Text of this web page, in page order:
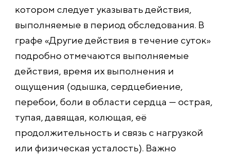
котором следует указывать действия,
выполняемые в период обследования. В
графе «Другие действия в течение суток»
подробно отмечаются выполняемые
действия, время их выполнения и
ощущения (одышка, сердцебиение,
перебои, боли в области сердца — острая,
тупая, давящая, колющая, её
продолжительность и связь с нагрузкой
или физическая усталость). Важно